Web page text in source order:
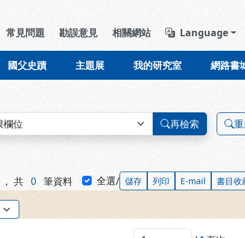
導覽列區塊
常見問題 勘誤意見 相關網站 Language
國父史蹟 主題展 我的研究室 網路書
再檢索
， 共 0 筆資料 全選/ 儲存 列印 E-mail 書目收